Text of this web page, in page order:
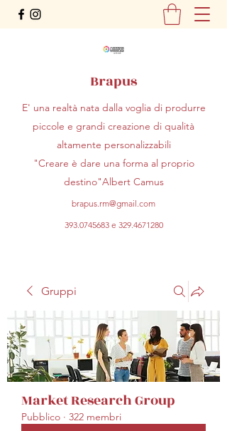
Brapus
E' una realtà nata dalla voglia di produrre
piccole e grandi creazione di qualità
altamente personalizzabili
"Creare è dare una forma al proprio
destino"Albert Camus
brapus.rm@gmail.com
393.0745683e 329.4671280
Gruppi
Market Research Group
Pubblico · 322 membri